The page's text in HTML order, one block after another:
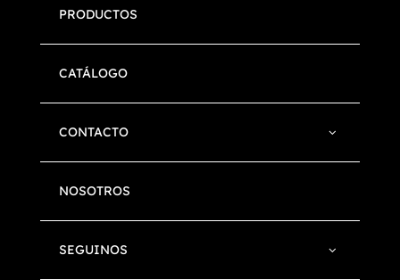
PRODUCTOS
CATÁLOGO
CONTACTO
NOSOTROS
SEGUINOS